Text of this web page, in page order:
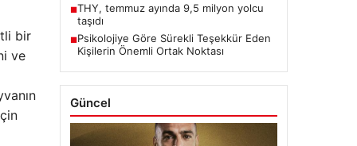
bir
ve
■THY, temmuz ayında 9,5 milyon yolcu
taşıdı
■Psikolojiye Göre Sürekli Teşekkür Eden
Kişilerin Önemli Ortak Noktası
Güncel